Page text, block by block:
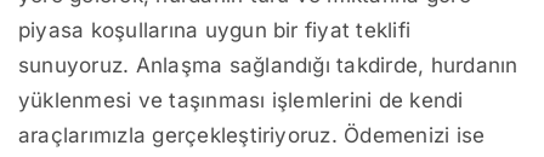
piyasa koşullarına uygun bir fiyat teklifi
sunuyoruz. Anlaşma sağlandığı takdirde, hurdanın
yüklenmesi ve taşınması işlemlerini de kendi
araçlarımızla gerçekleştiriyoruz. Ödemenizi ise